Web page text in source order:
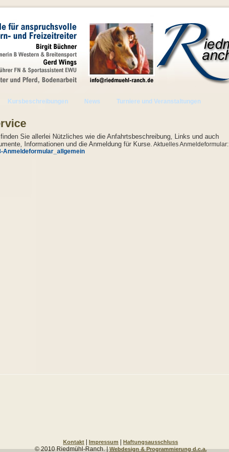
Kursbeschreibungen News
Turniere und Veranstaltungen
finden Sie allerlei Nützliches wie die Anfahrtsbeschreibung, Links und auch
Informationen und die Anmeldung für Kurse. Aktuelles Anmeldeformular:
Anmeldeformular_allgemein
Kontakt Impressum Haftungsausschluss
© 2010 Riedmühl-Ranch. |Webdesign & Programmierung d.c.a.